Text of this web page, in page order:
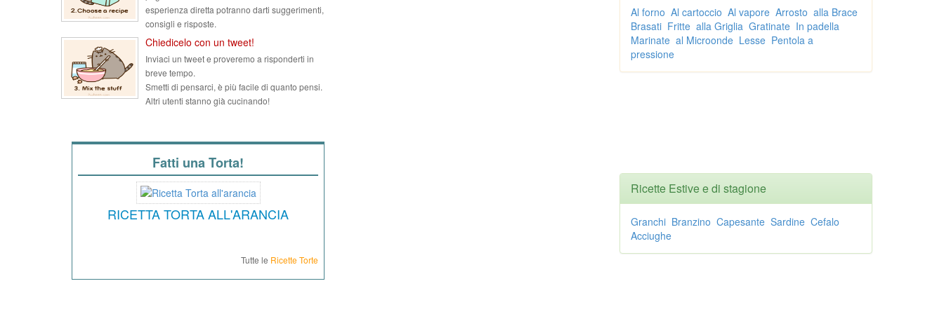
esperienza diretta potranno darti suggerimenti,
consigli e risposte.
Chiedicelo con un tweet!
Inviaci un tweet e proveremo a risponderti in
breve tempo.
Smetti di pensarci, è più facile di quanto pensi.
Altri utenti stanno già cucinando!
Fatti una Torta!
RICETTA TORTA ALL'ARANCIA
Tutte le Ricette Torte
Al forno Al cartoccio Al vapore Arrosto alla Brace
Brasati Fritte alla Griglia Gratinate In padella
Marinate al Microonde Lesse Pentola a
pressione
Ricette Estive e di stagione
Granchi Branzino Capesante Sardine Cefalo
Acciughe